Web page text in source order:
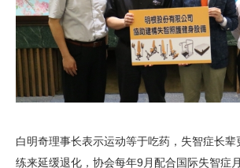
白明奇理事长表示运动等于吃药，失智症长辈
练来延缓退化，协会每年9月配合国际失智症